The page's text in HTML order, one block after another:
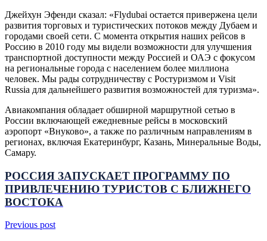
Джейхун Эфенди сказал: «Flydubai остается привержена цели
развития торговых и туристических потоков между Дубаем и
городами своей сети. С момента открытия наших рейсов в
Россию в 2010 году мы видели возможности для улучшения
транспортной доступности между Россией и ОАЭ с фокусом
на региональные города с населением более миллиона
человек. Мы рады сотрудничеству с Ростуризмом и Visit
Russia для дальнейшего развития возможностей для туризма».
Авиакомпания обладает обширной маршрутной сетью в
России включающей ежедневные рейсы в московский
аэропорт «Внуково», а также по различным направлениям в
регионах, включая Екатеринбург, Казань, Минеральные Воды,
Самару.
РОССИЯ ЗАПУСКАЕТ ПРОГРАММУ ПО
ПРИВЛЕЧЕНИЮ ТУРИСТОВ С БЛИЖНЕГО
ВОСТОКА
Previous post